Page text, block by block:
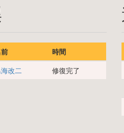
時間
改二 修復完了